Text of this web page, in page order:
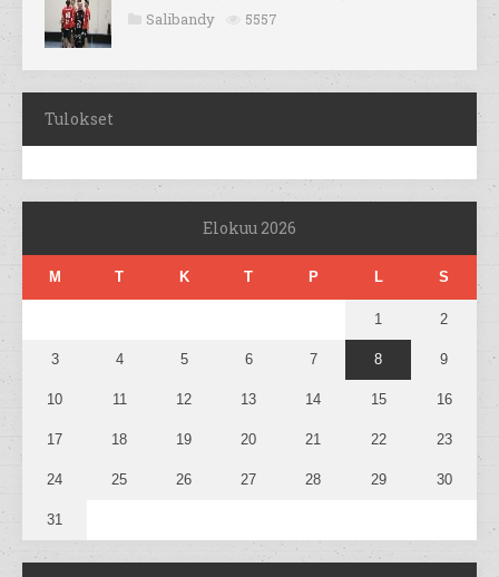
Salibandy 5557
Tulokset
Elokuu 2026
M T K T P L S
1 2
3 4 5 6 7 8 9
10 11 12 13 14 15 16
17 18 19 20 21 22 23
24 25 26 27 28 29 30
31